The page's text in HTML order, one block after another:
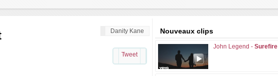
Danity Kane
Tweet
Nouveaux clips
John Legend - Surefire